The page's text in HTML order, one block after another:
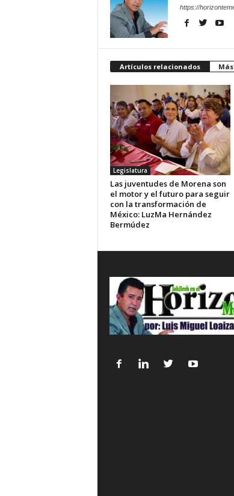
https://
Artículos relacionados
Legislatura
Las juventudes de Morena son
el motor y el futuro para seguir
con la transformación de
México: LuzMa Hernández
Bermúdez